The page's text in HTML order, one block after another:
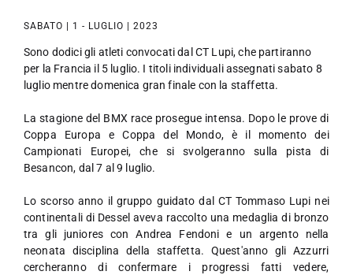
SABATO | 1 - LUGLIO | 2023
Sono dodici gli atleti convocati dal CT Lupi, che partiranno
per la Francia il 5 luglio. I titoli individuali assegnati sabato 8
luglio mentre domenica gran finale con la staffetta.
La stagione del BMX race prosegue intensa. Dopo le prove di
Coppa Europa e Coppa del Mondo, è il momento dei
Campionati Europei, che si svolgeranno sulla pista di
Besancon, dal 7 al 9 luglio.
Lo scorso anno il gruppo guidato dal CT Tommaso Lupi nei
continentali di Dessel aveva raccolto una medaglia di bronzo
tra gli juniores con Andrea Fendoni e un argento nella
neonata disciplina della staffetta. Quest'anno gli Azzurri
cercheranno di confermare i progressi fatti vedere,